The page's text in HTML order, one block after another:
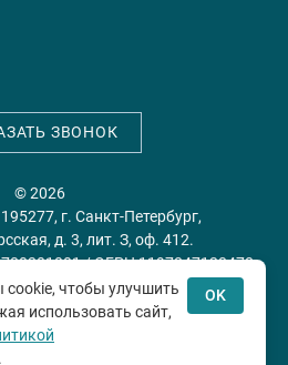
ЗВОНОК
© 2026
г. Санкт-Петербург,
д. 3, лит. З, оф. 412.
/ ОГРН 1197847128478
чтобы улучшить
использовать сайт,
.
OK